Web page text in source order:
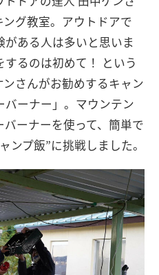
グ教室。アウトドアで
ある人は多いと思いま
るのは初めて！ という
さんがお勧めするキャン
ーナー」。マウンテン
ーナーを使って、簡単で
ンプ飯”に挑戦しました。